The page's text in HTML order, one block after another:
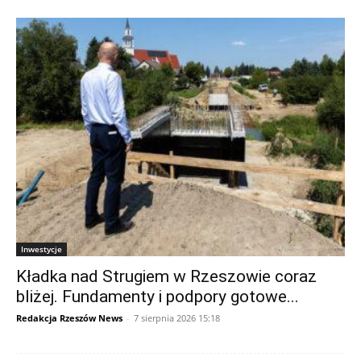
Inwestycje
Kładka nad Strugiem w Rzeszowie coraz
bliżej. Fundamenty i podpory gotowe...
Redakcja Rzeszów News - 7 sierpnia 2026 15:18